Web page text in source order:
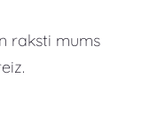
raksti mums